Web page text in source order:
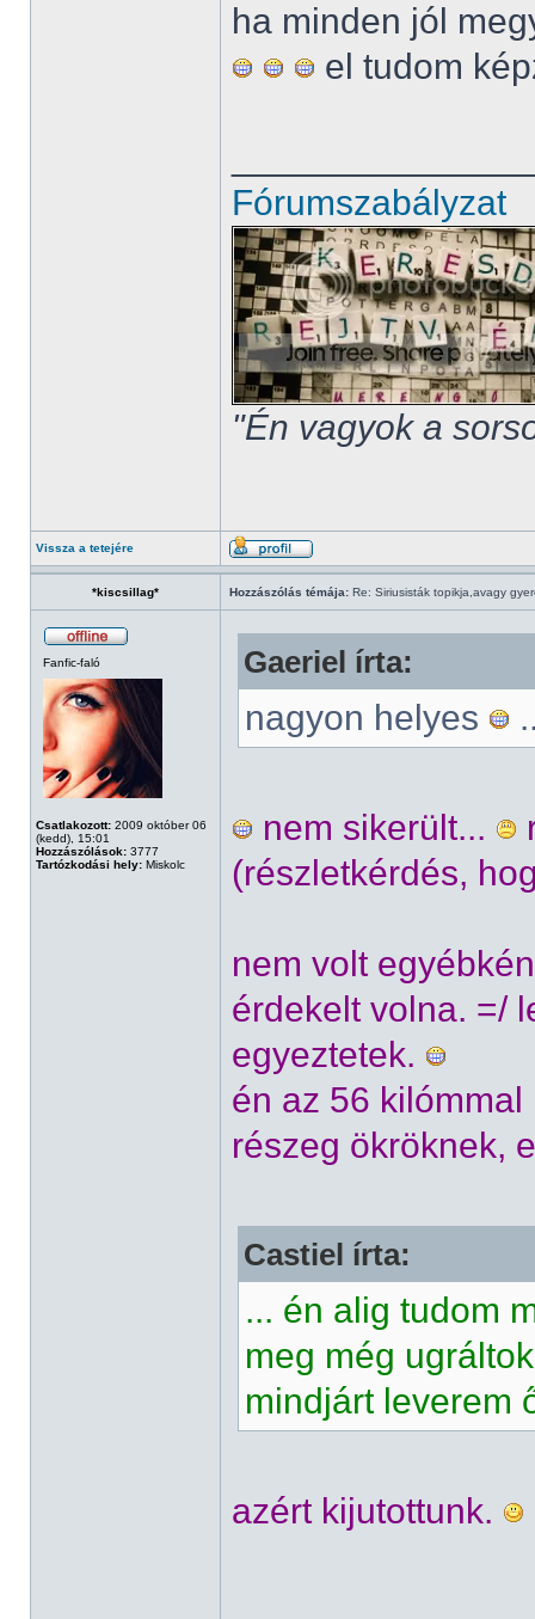
ha minden jól
el tudom
Fórumszabályzat
"Én vagyok a
Vissza a tetejére
*kiscsillag* Hozzászólás témája: Re: Siriusisták topikja,avagy
Fanfic-faló
Csatlakozott: 2009 október 06
(kedd), 15:01
Hozzászólások: 3777
Tartózkodási hely: Miskolc
Gaeriel írta:
nagyon helyes
nem sikerült...
(részletkérdés,
nem volt
érdekelt volna. =/
egyeztetek.
én az 56
részeg ökröknek,
Castiel írta:
... én alig tudom
meg még
mindjárt leverem
azért kijutottunk.